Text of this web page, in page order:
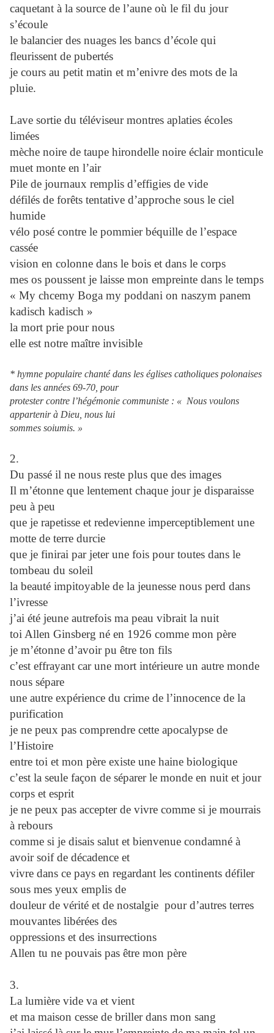
caquetant à la source de l’aune où le fil du jour
s’écoule
le balancier des nuages les bancs d’école qui
fleurissent de pubertés
je cours au petit matin et m’enivre des mots de la
pluie.
Lave sortie du téléviseur montres aplaties écoles
limées
mèche noire de taupe hirondelle noire éclair monticule
muet monte en l’air
Pile de journaux remplis d’effigies de vide
défilés de forêts tentative d’approche sous le ciel
humide
vélo posé contre le pommier béquille de l’espace
cassée
vision en colonne dans le bois et dans le corps
mes os poussent je laisse mon empreinte dans le temps
« My chcemy Boga my poddani on naszym panem
kadisch kadisch »
la mort prie pour nous
elle est notre maître invisible
* hymne populaire chanté dans les églises catholiques polonaises
dans les années 69-70, pour
protester contre l’hégémonie communiste : « Nous voulons
appartenir à Dieu, nous lui
sommes soiumis. »
2.
Du passé il ne nous reste plus que des images
Il m’étonne que lentement chaque jour je disparaisse
peu à peu
que je rapetisse et redevienne imperceptiblement une
motte de terre durcie
que je finirai par jeter une fois pour toutes dans le
tombeau du soleil
la beauté impitoyable de la jeunesse nous perd dans
l’ivresse
j’ai été jeune autrefois ma peau vibrait la nuit
toi Allen Ginsberg né en 1926 comme mon père
je m’étonne d’avoir pu être ton fils
c’est effrayant car une mort intérieure un autre monde
nous sépare
une autre expérience du crime de l’innocence de la
purification
je ne peux pas comprendre cette apocalypse de
l’Histoire
entre toi et mon père existe une haine biologique
c’est la seule façon de séparer le monde en nuit et jour
corps et esprit
je ne peux pas accepter de vivre comme si je mourrais
à rebours
comme si je disais salut et bienvenue condamné à
avoir soif de décadence et
vivre dans ce pays en regardant les continents défiler
sous mes yeux emplis de
douleur de vérité et de nostalgie pour d’autres terres
mouvantes libérées des
oppressions et des insurrections
Allen tu ne pouvais pas être mon père
3.
La lumière vide va et vient
et ma maison cesse de briller dans mon sang